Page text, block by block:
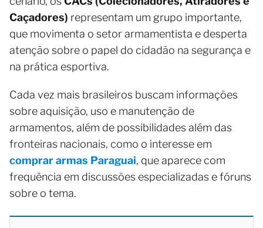
Caçadores) representam um grupo importante,
que movimenta o setor armamentista e desperta
atenção sobre o papel do cidadão na segurança e
na prática esportiva.
Cada vez mais brasileiros buscam informações
sobre aquisição, uso e manutenção de
armamentos, além de possibilidades além das
fronteiras nacionais, como o interesse em
comprar armas Paraguai, que aparece com
frequência em discussões especializadas e fóruns
sobre o tema.